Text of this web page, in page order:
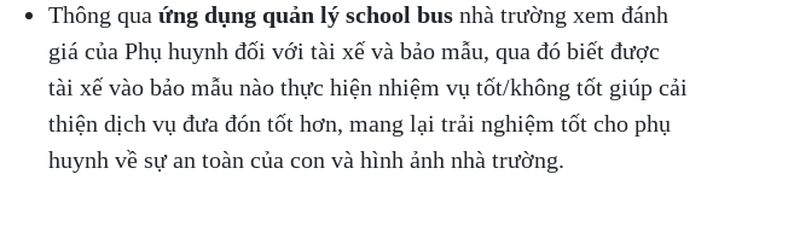
Thông qua ứng dụng quản lý school bus nhà trường xem đánh
giá của Phụ huynh đối với tài xế và bảo mẫu, qua đó biết được
tài xế vào bảo mẫu nào thực hiện nhiệm vụ tốt/không tốt giúp cải
thiện dịch vụ đưa đón tốt hơn, mang lại trải nghiệm tốt cho phụ
huynh về sự an toàn của con và hình ảnh nhà trường.